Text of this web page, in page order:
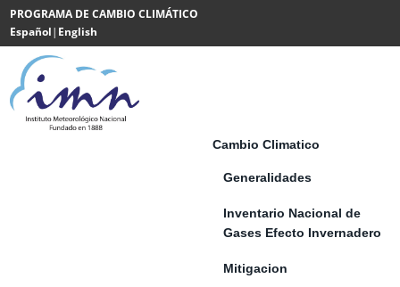
Saltar al contenido
PROGRAMA DE CAMBIO CLIMÁTICO
Español| English
Powered
by
Translate
Cambio Climatico
Generalidades
Inventario Nacional de
Gases Efecto Invernadero
Mitigacion